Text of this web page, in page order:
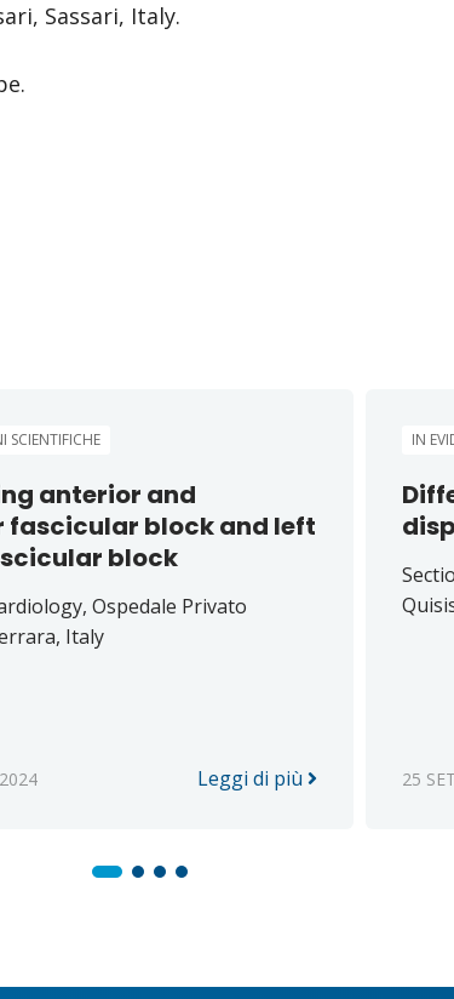
Sassari, Italy.
SCIENTIFICHE
anterior and
fascicular block and left
block
Ospedale Privato
Italy
Leggi di più
IN
25